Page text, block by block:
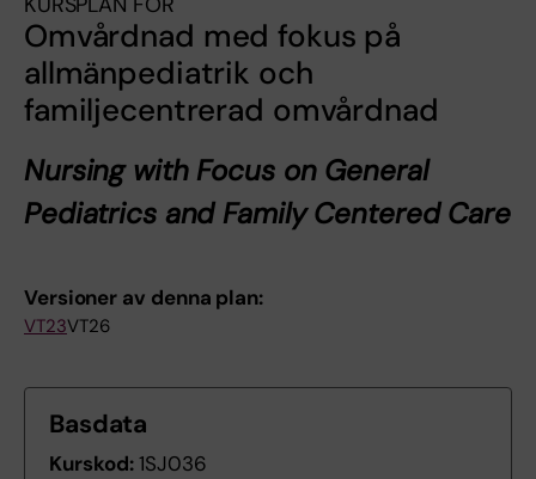
Omvårdnad med fokus på
allmänpediatrik och
familjecentrerad omvårdnad
Nursing with Focus on General
Pediatrics and Family Centered Care
Versioner av denna plan:
VT23VT26
Basdata
Kurskod:1SJ036